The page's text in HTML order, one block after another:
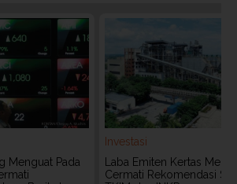
Menguat Pada
Investasi
Laba Emiten Kertas
Cermati Rekomendasi